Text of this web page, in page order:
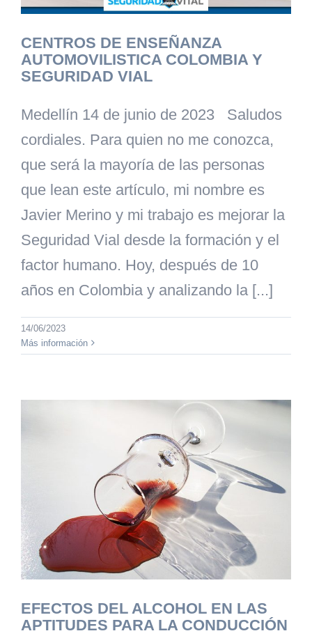
CENTROS DE ENSEÑANZA
AUTOMOVILISTICA COLOMBIA Y
SEGURIDAD VIAL
Medellín 14 de junio de 2023 Saludos
cordiales. Para quien no me conozca,
que será la mayoría de las personas
que lean este artículo, mi nombre es
Javier Merino y mi trabajo es mejorar la
Seguridad Vial desde la formación y el
factor humano. Hoy, después de 10
años en Colombia y analizando la [...]
14/06/2023
Más información
EFECTOS DEL ALCOHOL EN LAS
APTITUDES PARA LA CONDUCCIÓN